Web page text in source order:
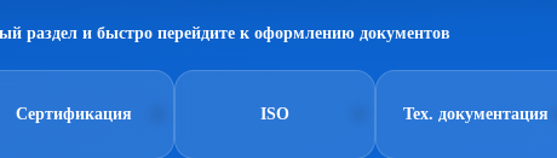
раздел и быстро перейдите к оформлению документов
Сертификация ISO Тех. документация